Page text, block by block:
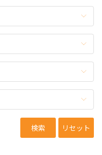
検索 リセット